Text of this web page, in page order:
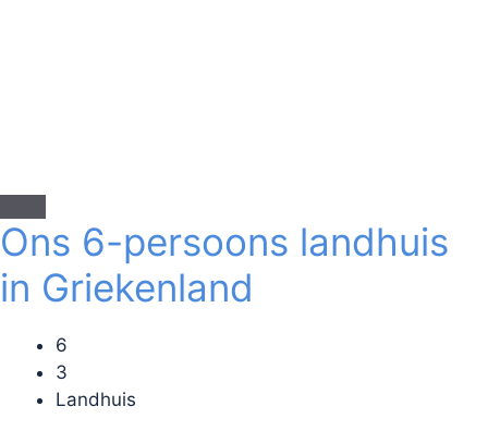
Ons 6-persoons landhuis
in Griekenland
6
3
Landhuis